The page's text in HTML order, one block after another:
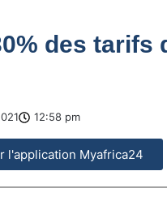
des tarifs
12:58 pm
l'application Myafrica24